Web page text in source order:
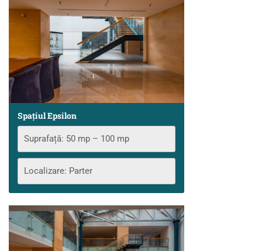
Spațiul Epsilon
Suprafață: 50 mp – 100 mp
Localizare: Parter